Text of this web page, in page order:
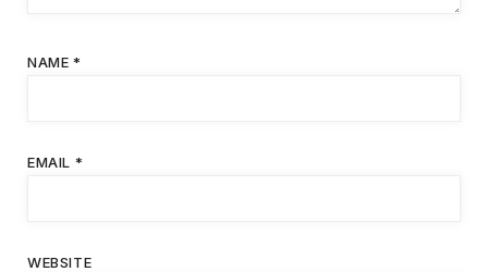
NAME *
EMAIL *
WEBSITE